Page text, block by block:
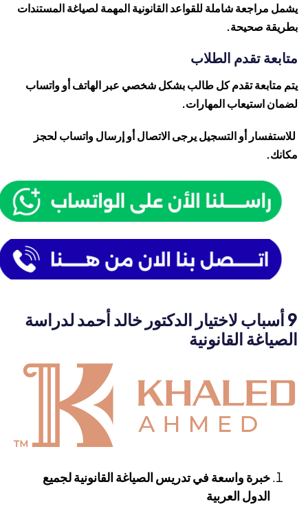
يشمل مراجعة شاملة للقواعد القانونية المهمة لصياغة المستندات
بطريقة صحيحة.
متابعة تقدم الطلاب
يتم متابعة تقدم كل طالب بشكل شخصي عبر الهاتف أو واتساب
لضمان استيعاب المهارات.
للاستفسار أو التسجيل يرجى الاتصال أو إرسال واتساب لحجز
مكانك.
9 أسباب لاختيار الدكتور خالد أحمد لدراسة
الصياغة القانونية
خبرة واسعة في تدريس الصياغة القانونية لجميع
الدول العربية